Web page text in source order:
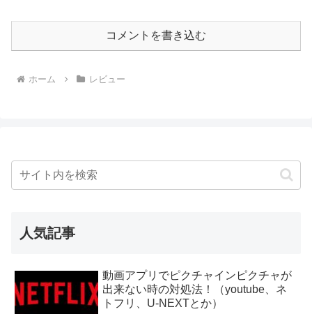
コメントを書き込む
ホーム レビュー
人気記事
動画アプリでピクチャインピクチャが
出来ない時の対処法！（youtube、ネ
トフリ、U-NEXTとか）